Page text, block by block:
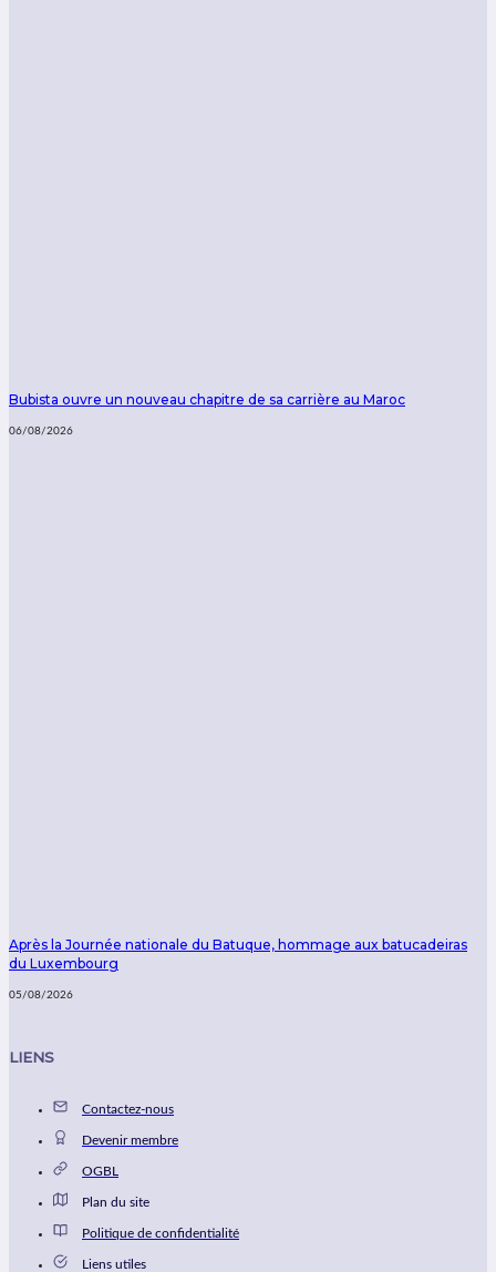
Bubista ouvre un nouveau chapitre de sa carrière au Maroc
06/08/2026
Après la Journée nationale du Batuque, hommage aux batucadeiras
du Luxembourg
05/08/2026
LIENS
Contactez-nous
Devenir membre
OGBL
Plan du site
Politique de confidentialité
Liens utiles